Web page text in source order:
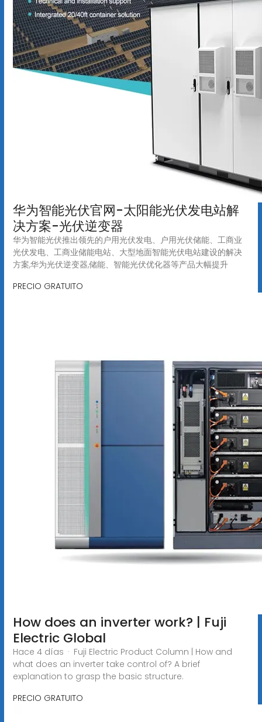
华为智能光伏官网-太阳能光伏发电站解
决方案-光伏逆变器
华为智能光伏推出领先的户用光伏发电、户用光伏储能、工商业
光伏发电、工商业储能电站、大型地面智能光伏电站建设的解决
方案,华为光伏逆变器,储能、智能光伏优化器等产品大幅提升
PRECIO GRATUITO
How does an inverter work? | Fuji
Electric Global
Hace 4 días · Fuji Electric Product Column | How and
what does an inverter take control of? A brief
explanation to grasp the basic structure.
PRECIO GRATUITO